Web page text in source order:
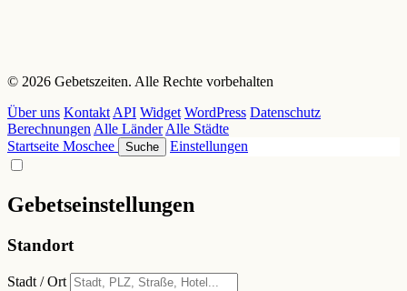
© 2026 Gebetszeiten. Alle Rechte vorbehalten
Über uns Kontakt API Widget WordPress Datenschutz
Berechnungen Alle Länder Alle Städte
Startseite Moschee Suche Einstellungen
Gebetseinstellungen
Standort
Stadt / Ort